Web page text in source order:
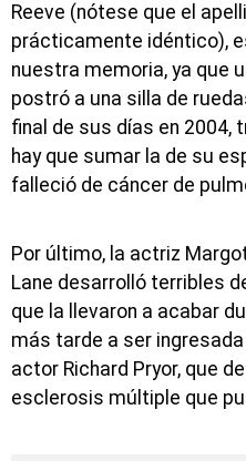
Reeve (nótese que el
prácticamente idéntico),
nuestra memoria, ya que
postró a una silla de
final de sus días en 2004,
hay que sumar la de su
falleció de cáncer de
Por último, la actriz
Lane desarrolló terribles
que la llevaron a acabar
más tarde a ser
actor Richard Pryor, que
esclerosis múltiple que